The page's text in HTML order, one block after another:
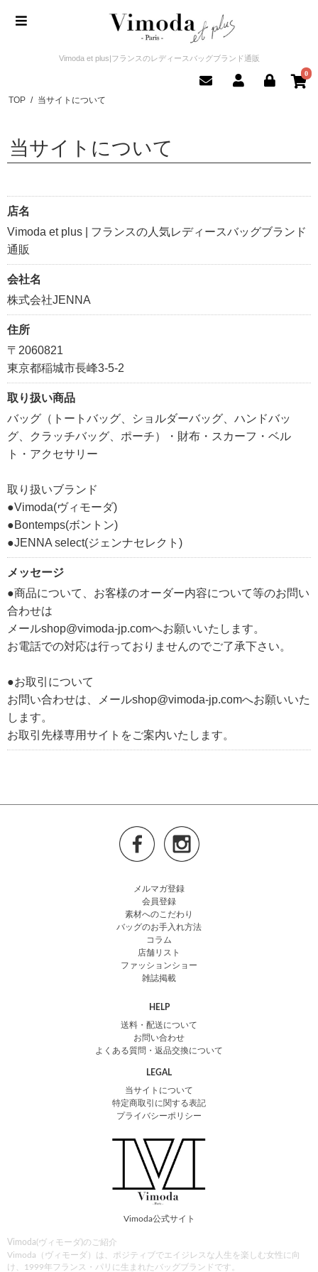
Vimoda et plus|フランスのレディースバッグブランド通販
0
TOP / 当サイトについて
当サイトについて
店名
Vimoda et plus | フランスの人気レディースバッグブランド
通販
会社名
株式会社JENNA
住所
〒2060821
東京都稲城市長峰3-5-2
取り扱い商品
バッグ（トートバッグ、ショルダーバッグ、ハンドバッ
グ、クラッチバッグ、ポーチ）・財布・スカーフ・ベル
ト・アクセサリー
取り扱いブランド
●Vimoda(ヴィモーダ)
●Bontemps(ボントン)
●JENNA select(ジェンナセレクト)
メッセージ
●商品について、お客様のオーダー内容について等のお問い
合わせは
メールshop@vimoda-jp.comへお願いいたします。
お電話での対応は行っておりませんのでご了承下さい。
●お取引について
お問い合わせは、メールshop@vimoda-jp.comへお願いいた
します。
お取引先様専用サイトをご案内いたします。
メルマガ登録
会員登録
素材へのこだわり
バッグのお手入れ方法
コラム
店舗リスト
ファッションショー
雑誌掲載
HELP
送料・配送について
お問い合わせ
よくある質問・返品交換について
LEGAL
当サイトについて
特定商取引に関する表記
プライバシーポリシー
Vimoda公式サイト
Vimoda(ヴィモーダ)のご紹介
Vimoda（ヴィモーダ）は、ポジティブでエイジレスな人生を楽しむ女性に向
け、1999年フランス・パリに生まれたバッグブランドです。